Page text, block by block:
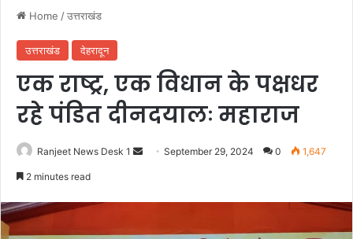
Home /उत्तराखंड
उत्तराखंड देहरादून
एक राष्ट्र, एक विधान के पक्षधर
रहे पंडित दीनदयालः महाराज
Ranjeet News Desk 1 September 29, 2024 0 1,647
2 minutes read